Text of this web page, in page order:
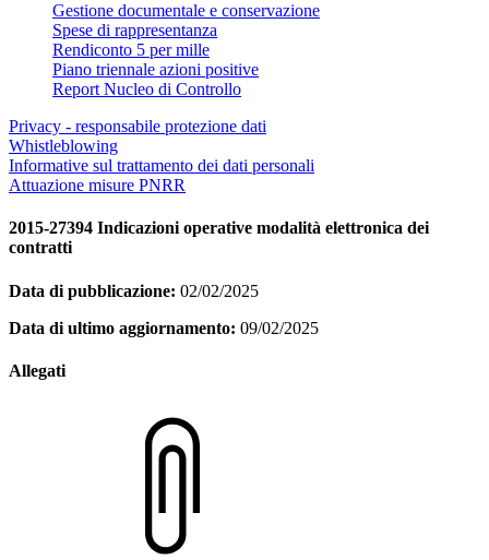
Gestione documentale e conservazione
Spese di rappresentanza
Rendiconto 5 per mille
Piano triennale azioni positive
Report Nucleo di Controllo
Privacy - responsabile protezione dati
Whistleblowing
Informative sul trattamento dei dati personali
Attuazione misure PNRR
2015-27394 Indicazioni operative modalità elettronica dei
contratti
Data di pubblicazione: 02/02/2025
Data di ultimo aggiornamento: 09/02/2025
Allegati